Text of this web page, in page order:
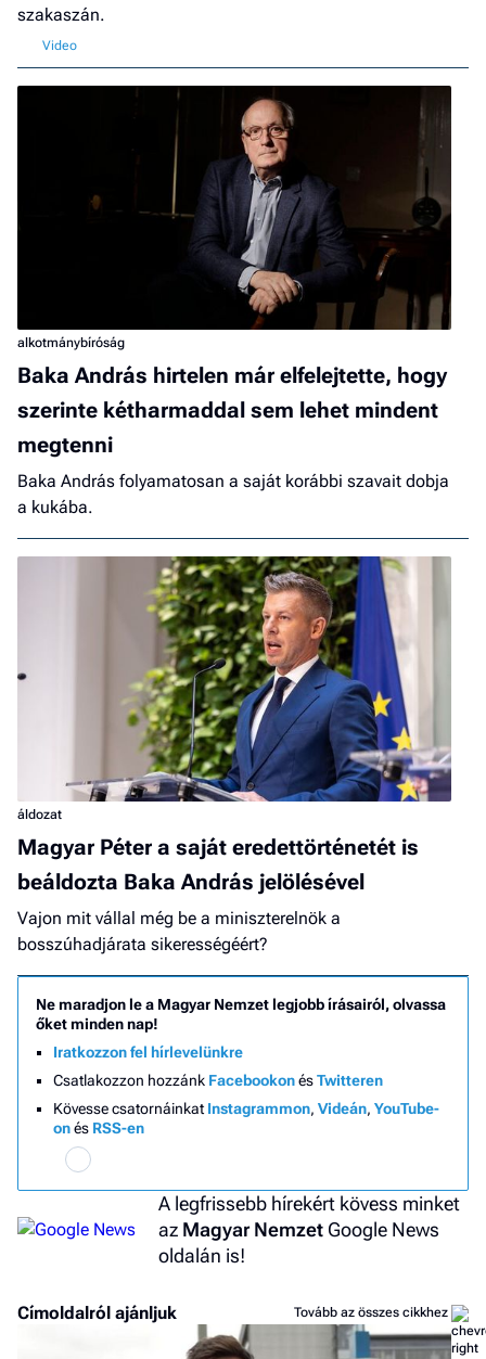
szakaszán.
alkotmánybíróság
Baka András hirtelen már elfelejtette, hogy
szerinte kétharmaddal sem lehet mindent
megtenni
Baka András folyamatosan a saját korábbi szavait dobja
a kukába.
áldozat
Magyar Péter a saját eredettörténetét is
beáldozta Baka András jelölésével
Vajon mit vállal még be a miniszterelnök a
bosszúhadjárata sikerességéért?
Ne maradjon le a Magyar Nemzet legjobb írásairól, olvassa
őket minden nap!
Iratkozzon fel hírlevelünkre
Csatlakozzon hozzánk FacebookonésTwitteren
Kövesse csatornáinkat Instagrammon, Videán, YouTube-
onés RSS-en
A legfrissebb hírekért kövess minket
az Magyar Nemzet Google News
oldalán is!
Címoldalról ajánljuk Tovább az összes cikkhez